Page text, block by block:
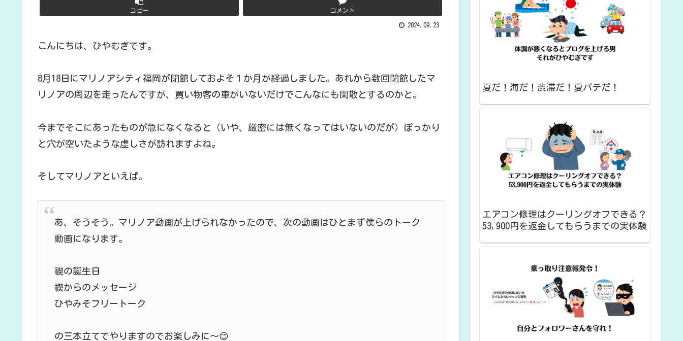
コピー コメント
2024.09.23
こんにちは、ひやむぎです。
8月18日にマリノアシティ福岡が閉館しておよそ１か月が経過しました。あれから数回閉館したマ
リノアの周辺を走ったんですが、買い物客の車がいないだけでこんなにも閑散とするのかと。
今までそこにあったものが急になくなると（いや、厳密には無くなってはいないのだが）ぽっかり
と穴が空いたような虚しさが訪れますよね。
そしてマリノアといえば。
あ、そうそう。マリノア動画が上げられなかったので、次の動画はひとまず僕らのトーク
動画になります。
禊の誕生日
禊からのメッセージ
ひやみそフリートーク
の三本立てでやりますのでお楽しみに〜😊
夏だ！海だ！渋滞だ！夏バテだ！
エアコン修理はクーリングオフできる？
53,900円を返金してもらうまでの実体験